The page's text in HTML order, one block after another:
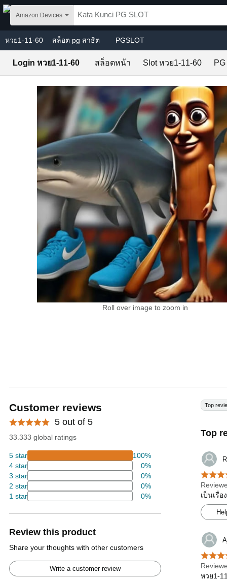
Skip to main content
Amazon Devices
หวย1-11-60 สล็อต pg สาธิต PGSLOT
Login หวย1-11-60 สล็อตหน้า Slot หวย1-11-60
Roll over image to zoom in
Customer reviews
5 out of 5
33.333 global ratings
5 star
100%
4 star
0%
3 star
0%
2 star
0%
1 star
0%
Review this product
Share your thoughts with other customers
Write a customer review
Top
Top
เป็นเรื่
หวย1-